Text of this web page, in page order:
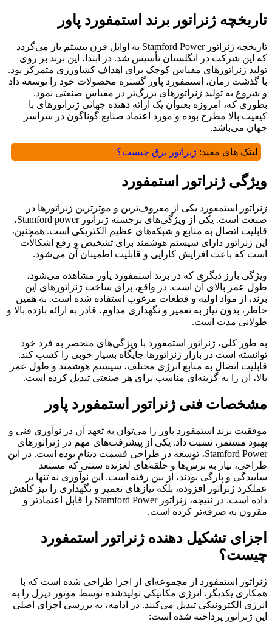
تاریخچه ژنراتور برند استمفورد پاور
تاریخچه ژنراتور Stamford Power به اوایل قرن بیستم باز می‌گردد
که این شرکت در انگلستان تأسیس شد. در ابتدا، این برند بر روی
تولید ژنراتورهای مقیاس کوچک برای اهداف کشاورزی متمرکز بود.
با گذشت زمان، استمفورد پاور گستره محصولات خود را توسعه داد
و شروع به تولید ژنراتورهای بزرگ‌تر در مقیاس صنعتی نمود.
بطوری‌ که، امروزه بعنوان یک ارائه دهنده جهانی ژنراتورهای با
کیفیت بالا مطرح بوده و مورد اعتماد صنایع گوناگون در سراسر
جهان می‌باشد.
لینک های مفید: ژنراتور برق چیست؟
ویژگی‌ ژنراتور استمفورد
ژنراتور استمفورد یکی از معروف‌ترین و موثرترین ژنراتورها در
صنعت است. یکی از ویژگی‌های برجسته ژنراتور Stamford power،
قابلیت اتصال به منابع و شبکه‌های عظیم الکتریکی است. همچنین،
این ژنراتور دارای سیستم هوشمند برای تشخیص و رفع اشکالات
است که باعث افزایش کارایی و قابلیت اطمینان آن می‌شود.
ویژگی بارز دیگری که در برند استمفورد پاور مشاهده می‌شود،
طول عمر بالای آن است. در واقع، برای ساخت ژنراتورهای این
برند، از مواد اولیه و قطعات مرغوب استفاده شده است. به همین
خاطر، بدون نیاز به تعمیر و نگهداری مداوم، قادر به ارائه بازده بالا و
طولانی مدت است.
به طور کلی، ژنراتور استمفورد با ویژگی‌های منحصر به فرد خود
توانسته است در بازار ژنراتورها جایگاه بسیار خوبی را کسب کند.
قابلیت اتصال به منابع انرژی مختلف، سیستم هوشمند و طول عمر
بالا، آن را به گزینه‌ای مناسب برای هر صنعتی تبدیل کرده است.
مشخصات فنی ژنراتور استمفورد پاور
موفقیت برند استمفورد پاور را می‌توان به تعهد آن در نوآوری فنی و
بهبود مستمر، نسبت داد. یکی از پیشرفت‌های مهم در ژنراتورهای
Stamford Power، توسعه در طراحی قسمت دینام بوده است. در این
طراحی، نیاز به برس‌ها و حلقه‌های لغزنده سنتی که مستعد
ساییدگی و پارگی بودند، از بین رفته است. این نوآوری نه تنها بر
عملکرد ژنراتور افزوده، بلکه نیازهای تعمیر و نگهداری را نیز کاهش
داده است. در نتیجه، ژنراتور Stamford Power را قابل اعتمادتر و
مقرون به صرفه‌تر کرده است.
اجزای تشکیل دهنده ژنراتور استمفورد
چیست؟
ژنراتور استمفورد از مجموعه‌ای از اجزا طراحی شده است که با
همکاری یکدیگر، انرژی مکانیکی تولیدشده توسط موتور دیزل را به
انرژی الکترونیکی تبدیل می‌کنند. در ادامه، به بررسی اجزای اصلی
این ژنراتور پرداخته شده است: